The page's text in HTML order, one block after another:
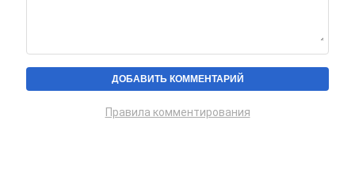
Правила комментирования